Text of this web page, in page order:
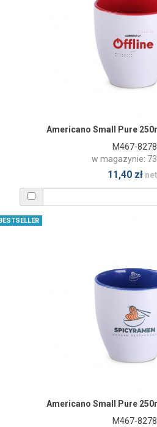
Americano Small Pure
M467-
w magazynie:
11,40 zł
Americano Small Pure
M467-